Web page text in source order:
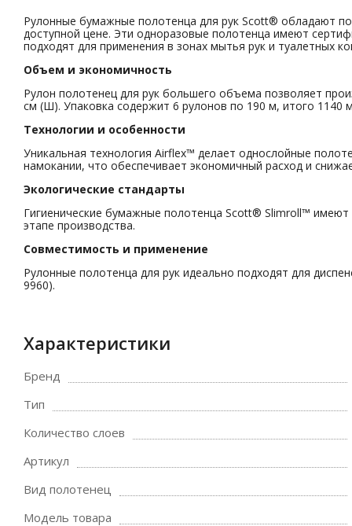
Рулонные бумажные полотенца для рук Scott® обладают
доступной цене. Эти одноразовые полотенца имеют
подходят для применения в зонах мытья рук и туалетных
Объем и экономичность
Рулон полотенец для рук большего объема позволяет
см (Ш). Упаковка содержит 6 рулонов по 190 м, итого 1140
Технологии и особенности
Уникальная технология Airflex™ делает однослойные
намокании, что обеспечивает экономичный расход и
Экологические стандарты
Гигиенические бумажные полотенца Scott® Slimroll™ имеют
этапе производства.
Совместимость и применение
Рулонные полотенца для рук идеально подходят для
9960).
Характеристики
Бренд
Тип
Количество слоев
Артикул
Вид полотенец
Модель товара